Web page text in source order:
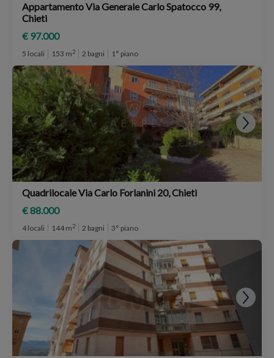
Appartamento Via Generale Carlo Spatocco 99,
Chieti
€ 97.000
5 locali 153 m2 2 bagni 1° piano
Quadrilocale Via Carlo Forlanini 20, Chieti
€ 88.000
4 locali 144 m2 2 bagni 3° piano